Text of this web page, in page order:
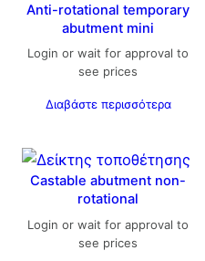
Anti-rotational temporary
abutment mini
Login or wait for approval to
see prices
Διαβάστε περισσότερα
Castable abutment non-
rotational
Login or wait for approval to
see prices